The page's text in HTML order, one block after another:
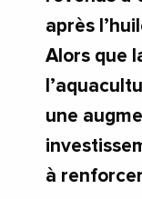
après
Alors que
une
à